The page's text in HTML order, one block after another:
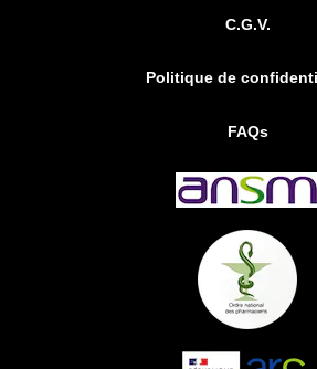
C.G.V.
Politique de
FAQs